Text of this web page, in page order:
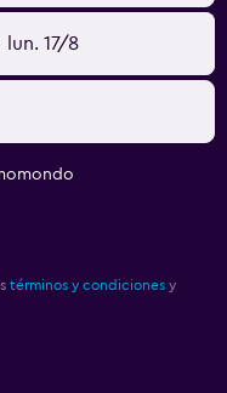
lun. 17/8
términos y condiciones y